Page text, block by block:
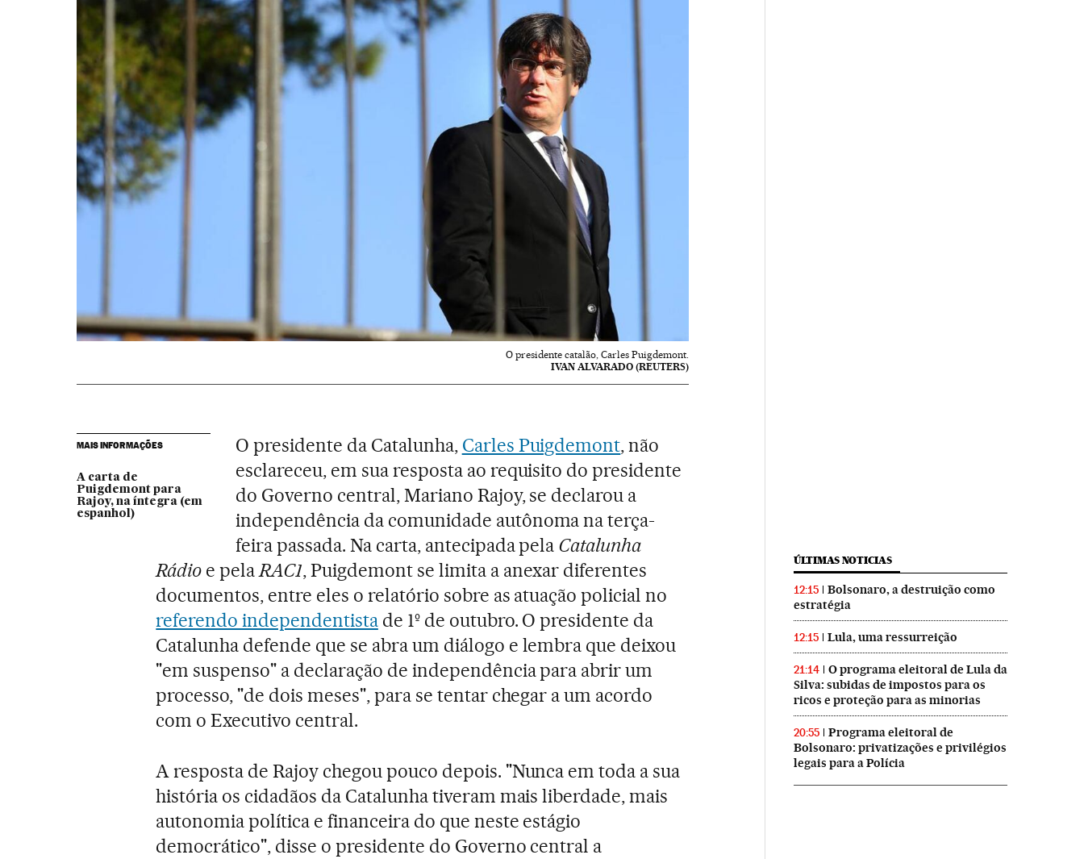
O presidente catalão, Carles Puigdemont.
IVAN ALVARADO (REUTERS)
MAIS INFORMAÇÕES
A carta de
Puigdemont para
Rajoy, na íntegra (em
espanhol)
O presidente da Catalunha, Carles Puigdemont, não
esclareceu, em sua resposta ao requisito do presidente
do Governo central, Mariano Rajoy, se declarou a
independência da comunidade autônoma na terça-
feira passada. Na carta, antecipada pela Catalunha
Rádio e pelaRAC1, Puigdemont se limita a anexar diferentes
documentos, entre eles o relatório sobre as atuação policial no
referendo independentistade 1º de outubro. O presidente da
Catalunha defende que se abra um diálogo e lembra que deixou
"em suspenso" a declaração de independência para abrir um
processo, "de dois meses", para se tentar chegar a um acordo
com o Executivo central.
A resposta de Rajoy chegou pouco depois. "Nunca em toda a sua
história os cidadãos da Catalunha tiveram mais liberdade, mais
autonomia política e financeira do que neste estágio
democrático", disse o presidente do Governo central a
ÚLTIMAS NOTICIAS
12:15
Bolsonaro, a destruição como
estratégia
12:15 Lula, uma ressurreição
21:14
O programa eleitoral de Lula da
Silva: subidas de impostos para os
ricos e proteção para as minorias
20:55
Programa eleitoral de
Bolsonaro: privatizações e privilégios
legais para a Polícia